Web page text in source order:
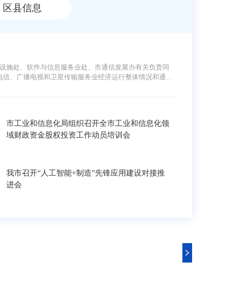
区县信息
施处、软件与信息服务业处、市通信发展办有关负责同
、广播电视和卫星传输服务业经济运行整体情况和通信
市工业和信息化局组织召开全市工业和信息化领
域财政资金股权投资工作动员培训会
我市召开“人工智能+制造”先锋应用建设对接推
进会